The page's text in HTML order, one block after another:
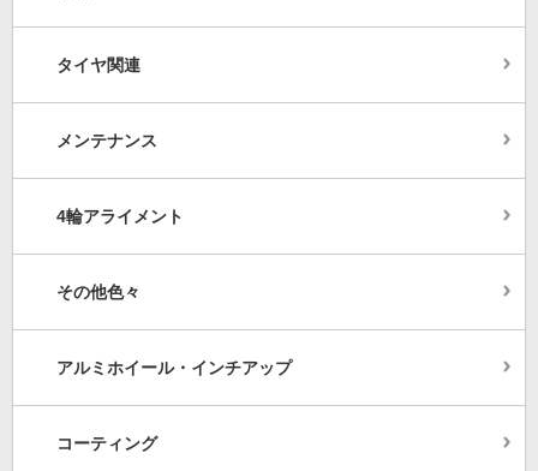
タイヤ関連
メンテナンス
4輪アライメント
その他色々
アルミホイール・インチアップ
コーティング